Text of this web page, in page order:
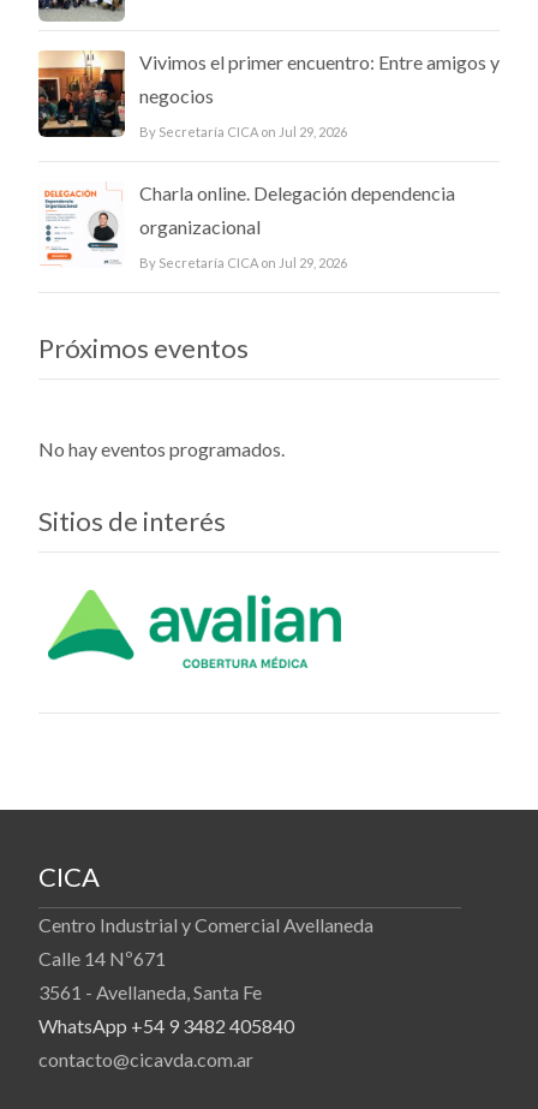
Vivimos el primer encuentro: Entre amigos y
negocios
By Secretaría CICA on Jul 29, 2026
Charla online. Delegación dependencia
organizacional
By Secretaría CICA on Jul 29, 2026
Próximos eventos
No hay eventos programados.
Sitios de interés
CICA
Centro Industrial y Comercial Avellaneda
Calle 14 Nº671
3561 - Avellaneda, Santa Fe
WhatsApp +54 9 3482 405840
contacto@cicavda.com.ar